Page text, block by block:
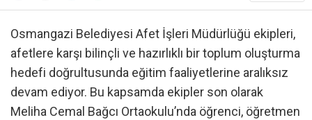
Osmangazi Belediyesi Afet İşleri Müdürlüğü ekipleri,
afetlere karşı bilinçli ve hazırlıklı bir toplum oluşturma
hedefi doğrultusunda eğitim faaliyetlerine aralıksız
devam ediyor. Bu kapsamda ekipler son olarak
Meliha Cemal Bağcı Ortaokulu’nda öğrenci, öğretmen